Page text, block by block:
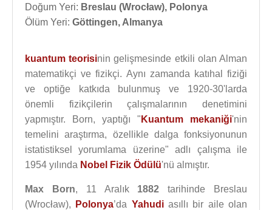
Doğum Yeri: Breslau (Wrocław), Polonya
Ölüm Yeri: Göttingen, Almanya
kuantum teorisinin gelişmesinde etkili olan Alman
matematikçi ve fizikçi. Aynı zamanda katıhal fiziği
ve optiğe katkıda bulunmuş ve 1920-30'larda
önemli fizikçilerin çalışmalarının denetimini
yapmıştır. Born, yaptığı " Kuantum mekaniği'nin
temelini araştırma, özellikle dalga fonksiyonunun
istatistiksel yorumlama üzerine" adlı çalışma ile
1954 yılında Nobel Fizik Ödülü'nü almıştır.
Max Born, 11 Aralık 1882 tarihinde Breslau
(Wrocław),
Polonya’da Yahudiasıllı bir aile olan